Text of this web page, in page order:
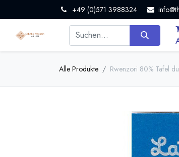
+49 (0)571 3988324
Alle Produkte Rwenzori 80% Tafel